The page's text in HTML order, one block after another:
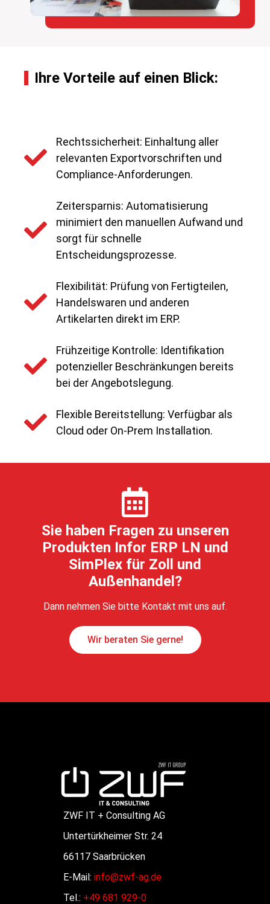
Ihre Vorteile auf einen Blick:
Rechtssicherheit: Einhaltung aller
relevanten Exportvorschriften und
Compliance-Anforderungen.
Zeitersparnis: Automatisierung
minimiert den manuellen Aufwand und
sorgt für schnelle
Entscheidungsprozesse.
Flexibilität: Prüfung von Fertigteilen,
Handelswaren und anderen
Artikelarten direkt im ERP.
Frühzeitige Kontrolle: Identifikation
potenzieller Beschränkungen bereits
bei der Angebotslegung.
Flexible Bereitstellung: Verfügbar als
Cloud oder On-Prem Installation.
Sie haben Fragen zu unseren
Produkten Infor ERP LN und
SimPlex für Zoll und
Außenhandel?
Dann nehmen Sie bitte Kontakt mit uns auf.
Wir beraten Sie gerne!
ZWF IT + Consulting AG
Untertürkheimer Str. 24
66117 Saarbrücken
E-Mail: info@zwf-ag.de
Tel.: +49 681 929-0